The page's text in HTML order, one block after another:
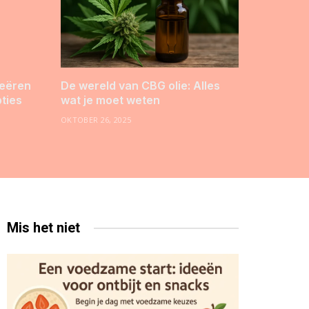
De wereld van CBG olie: Alles
wat je moet weten
OKTOBER 26, 2025
Mis het niet